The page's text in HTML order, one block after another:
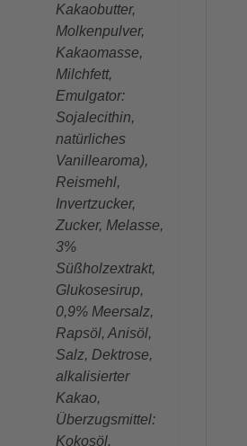
Kakaobutter,
Molkenpulver,
Kakaomasse,
Milchfett,
Emulgator:
Sojalecithin,
natürliches
Vanillearoma),
Reismehl,
Invertzucker,
Zucker, Melasse,
3%
Süßholzextrakt,
Glukosesirup,
0,9% Meersalz,
Rapsöl, Anisöl,
Salz, Dektrose,
alkalisierter
Kakao,
Überzugsmittel:
Kokosöl.